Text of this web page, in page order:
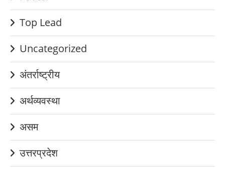
Top Lead
Uncategorized
अंतर्राष्ट्रीय
अर्थव्यवस्था
असम
उत्तरप्रदेश